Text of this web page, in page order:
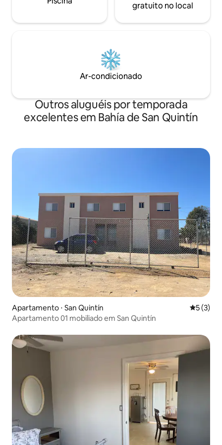
gratuito no local
Ar-condicionado
Outros aluguéis por temporada
excelentes em Bahía de San Quintín
Apartamento ⋅ San Quintín 5 de
5 (3)
Apartamento 01 mobiliado em San Quintín